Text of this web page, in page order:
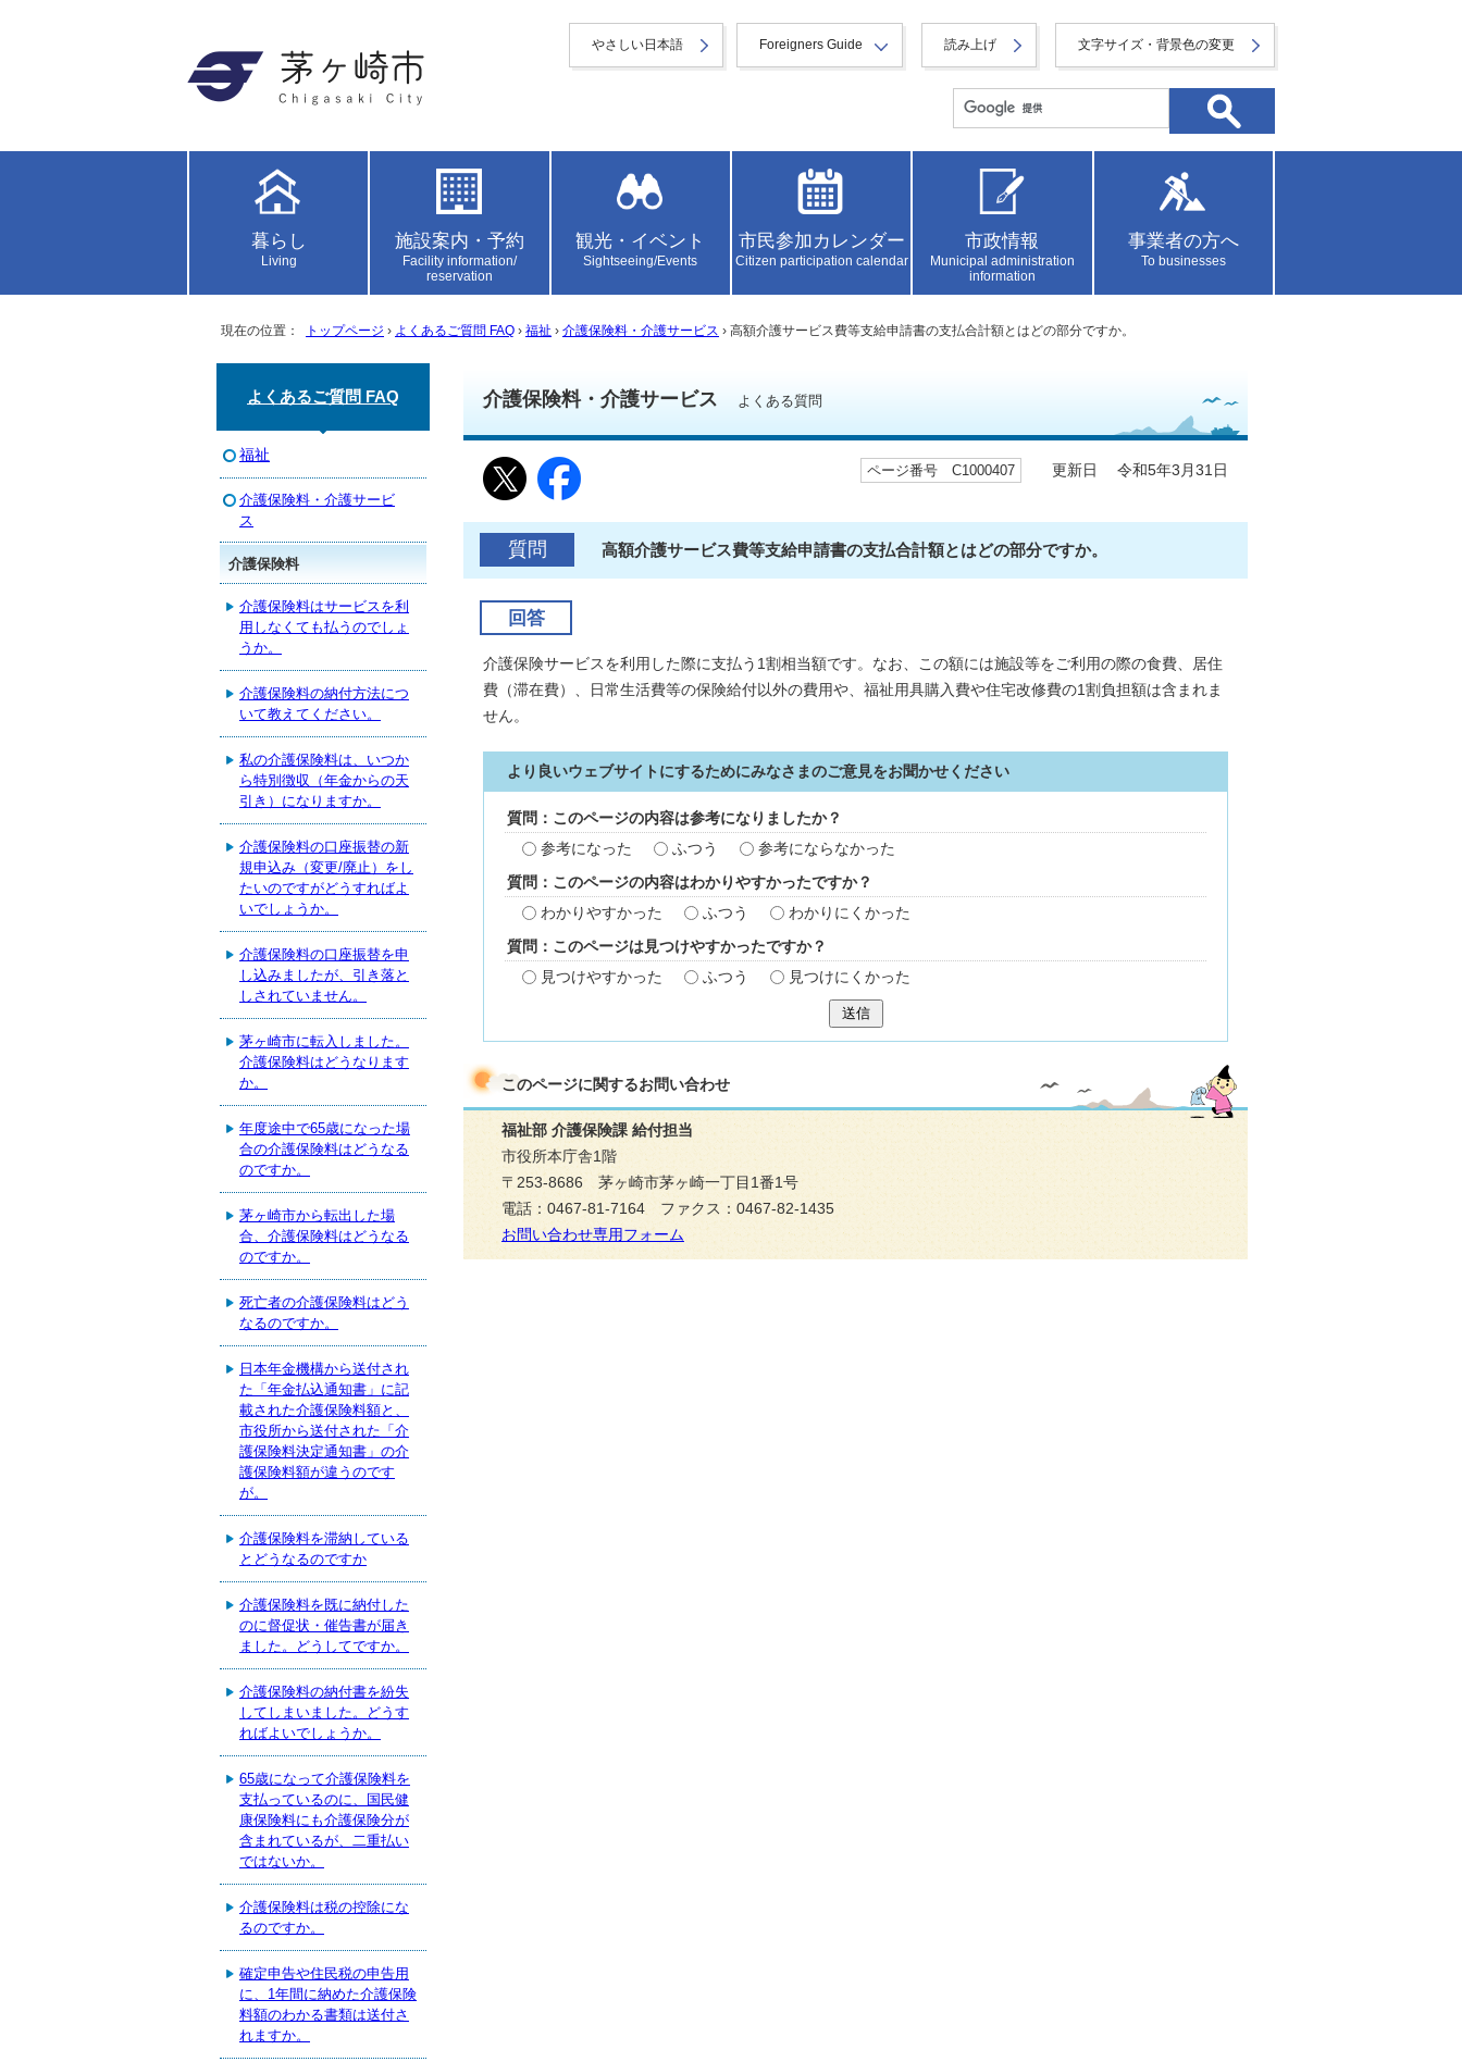
やさしい日本語 Foreigners Guide 読み上げ 文字サイズ・背景色の変更
暮らし
Living
施設案内・予約
Facility information/
reservation
観光・イベント
Sightseeing/Events
市民参加カレンダー
Citizen participation calendar
市政情報
Municipal administration
information
事業者の方へ
To businesses
現在の位置： トップページ › よくあるご質問 FAQ › 福祉 › 介護保険料・介護サービス › 高額介護サービス費等支給申請書の支払合計額とはどの部分ですか。
介護保険料・介護サービス よくある質問
ページ番号 C1000407 更新日 令和5年3月31日
質問 高額介護サービス費等支給申請書の支払合計額とはどの部分ですか。
回答
介護保険サービスを利用した際に支払う1割相当額です。なお、この額には施設等をご利用の際の食費、居住
費（滞在費）、日常生活費等の保険給付以外の費用や、福祉用具購入費や住宅改修費の1割負担額は含まれま
せん。
より良いウェブサイトにするためにみなさまのご意見をお聞かせください
質問：このページの内容は参考になりましたか？
参考になった
ふつう 参考にならなかった
質問：このページの内容はわかりやすかったですか？
わかりやすかった
ふつう わかりにくかった
質問：このページは見つけやすかったですか？
見つけやすかった
ふつう 見つけにくかった
送信
このページに関するお問い合わせ
福祉部 介護保険課 給付担当
市役所本庁舎1階
〒253-8686 茅ヶ崎市茅ヶ崎一丁目1番1号
電話：0467-81-7164 ファクス：0467-82-1435
お問い合わせ専用フォーム
よくあるご質問 FAQ
福祉
介護保険料・介護サービ
ス
介護保険料
介護保険料はサービスを利
用しなくても払うのでしょ
うか。
介護保険料の納付方法につ
いて教えてください。
私の介護保険料は、いつか
ら特別徴収（年金からの天
引き）になりますか。
介護保険料の口座振替の新
規申込み（変更/廃止）をし
たいのですがどうすればよ
いでしょうか。
介護保険料の口座振替を申
し込みましたが、引き落と
しされていません。
茅ヶ崎市に転入しました。
介護保険料はどうなります
か。
年度途中で65歳になった場
合の介護保険料はどうなる
のですか。
茅ヶ崎市から転出した場
合、介護保険料はどうなる
のですか。
死亡者の介護保険料はどう
なるのですか。
日本年金機構から送付され
た「年金払込通知書」に記
載された介護保険料額と、
市役所から送付された「介
護保険料決定通知書」の介
護保険料額が違うのです
が。
介護保険料を滞納している
とどうなるのですか
介護保険料を既に納付した
のに督促状・催告書が届き
ました。どうしてですか。
介護保険料の納付書を紛失
してしまいました。どうす
ればよいでしょうか。
65歳になって介護保険料を
支払っているのに、国民健
康保険料にも介護保険分が
含まれているが、二重払い
ではないか。
介護保険料は税の控除にな
るのですか。
確定申告や住民税の申告用
に、1年間に納めた介護保険
料額のわかる書類は送付さ
れますか。